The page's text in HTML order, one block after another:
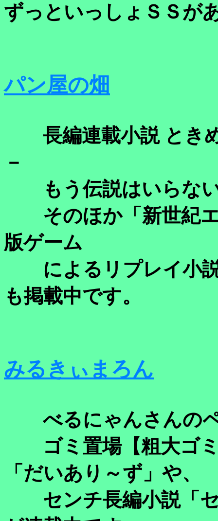
ずっといっしょＳＳが
パン屋の畑
長編連載小説 とき
－
もう伝説はいらない
そのほか 「新世紀
版ゲーム
によるリプレイ小
も掲載中です。
みるきぃまろん
べるにゃんさんの
ゴミ置場【粗大ゴ
「だいあり～ず」や、
センチ長編小説「